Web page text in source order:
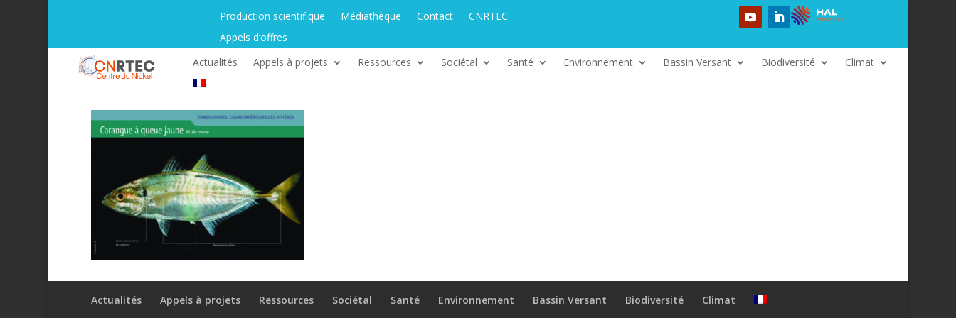
Production scientifique Médiathèque Contact
CNRTEC
Appels d’offres
Actualités
Appels à projets Ressources Sociétal Santé Environnement Bassin Versant Biodiversité Climat
Actualités Appels à projets Ressources Sociétal Santé Environnement Bassin Versant Biodiversité Climat